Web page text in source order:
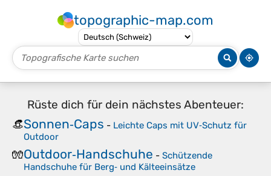
topographic-map.com
Rüste dich für dein nächstes Abenteuer:
👒Sonnen‑Caps - Leichte Caps mit UV‑Schutz für
Outdoor
🧤Outdoor‑Handschuhe - Schützende
Handschuhe für Berg‑ und Kälteeinsätze